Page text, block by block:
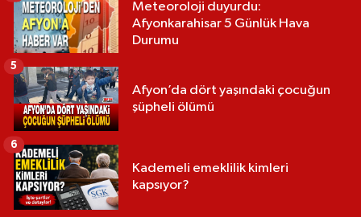
Meteoroloji duyurdu:
Afyonkarahisar 5 Günlük Hava
Durumu
Afyon’da dört yaşındaki çocuğun
şüpheli ölümü
5
Kademeli emeklilik kimleri
kapsıyor?
6